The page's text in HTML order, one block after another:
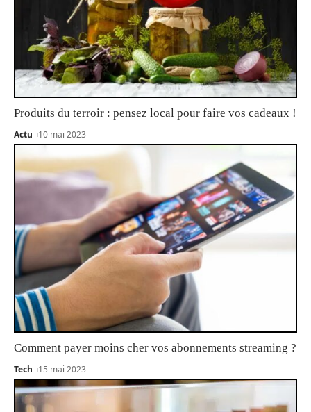
Produits du terroir : pensez local pour faire vos cadeaux !
Actu 10 mai 2023
Comment payer moins cher vos abonnements streaming ?
Tech 15 mai 2023